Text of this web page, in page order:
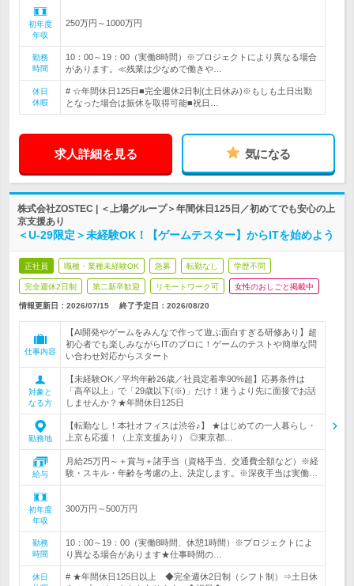
初年度
年収
250万円～1000万円
勤務
時間
10：00～19：00（実働8時間）※プロジェクトにより異なる場合
があります。≪残業は少なめで働きや…
休日
休暇
# ☆年間休日125日■完全週休2日制(土日休み)※もしも土日出勤
となった場合は振休を取得可能■祝日…
求人詳細を見る 気になる
株式会社ZOSTEC | ＜上場グループ＞年間休日125日／初めてでも安心の上
京支援あり
＜U-29限定＞未経験OK！【ゲームテスター】からITを始めよう
正社員 職種・業種未経験OK 急募 転勤なし 学歴不問
完全週休2日制 第二新卒歓迎 リモートワーク可 女性のおしごと掲載中
情報更新日：2026/07/15 終了予定日： 2026/08/20
仕事内容
【AI開発やゲームをみんなで作って遊ぶ面白すぎる研修あり】超
初心者でも楽しみながらITのプロに！ゲームのテストや簡単な問
い合わせ対応からスタート
対象と
なる方
【未経験OK／平均年齢26歳／社員定着率90%超】応募条件は
「高卒以上」で「29歳以下(※)」だけ！迷うより先に面接でお話
しませんか？★年間休日125日
勤務地
【転勤なし！本社オフィスは渋谷♪】 ★はじめての一人暮らし・
上京も応援！（上京支援あり） ◎東京都…
給与
月給25万円～＋賞与＋諸手当（資格手当、交通費全額など）※経
験・スキル・年齢を考慮の上、決定します。※深夜手当は実働…
初年度
年収
300万円～500万円
勤務
時間
10：00～19：00（実働8時間、休憩1時間）※プロジェクトによ
り異なる場合があります★仕事時間の…
休日
# ★年間休日125日以上 ◆完全週休2日制（シフト制）⇒土日休